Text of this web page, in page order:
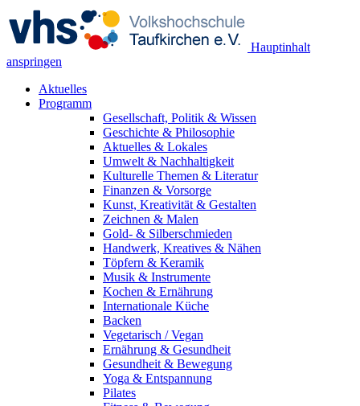
Hauptinhalt
anspringen
Aktuelles
Programm
Gesellschaft, Politik & Wissen
Geschichte & Philosophie
Aktuelles & Lokales
Umwelt & Nachhaltigkeit
Kulturelle Themen & Literatur
Finanzen & Vorsorge
Kunst, Kreativität & Gestalten
Zeichnen & Malen
Gold- & Silberschmieden
Handwerk, Kreatives & Nähen
Töpfern & Keramik
Musik & Instrumente
Kochen & Ernährung
Internationale Küche
Backen
Vegetarisch / Vegan
Ernährung & Gesundheit
Gesundheit & Bewegung
Yoga & Entspannung
Pilates